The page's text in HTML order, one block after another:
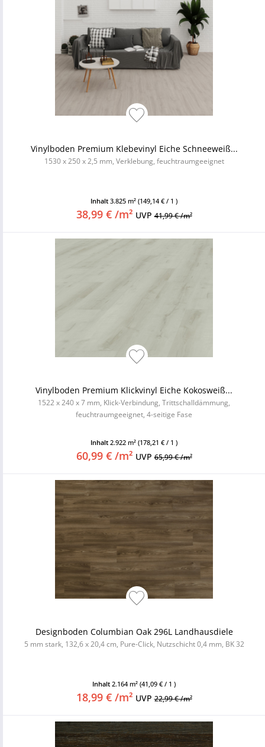
Vinylboden Premium Klebevinyl Eiche Schneeweiß...
1530 x 250 x 2,5 mm, Verklebung, feuchtraumgeeignet
Inhalt 3.825 m² (149,14 € / 1 )
38,99 € /m² UVP41,99 € /m²
Vinylboden Premium Klickvinyl Eiche Kokosweiß...
1522 x 240 x 7 mm, Klick-Verbindung, Trittschalldämmung,
feuchtraumgeeignet, 4-seitige Fase
Inhalt 2.922 m² (178,21 € / 1 )
60,99 € /m² UVP65,99 € /m²
Designboden Columbian Oak 296L Landhausdiele
5 mm stark, 132,6 x 20,4 cm, Pure-Click, Nutzschicht 0,4 mm, BK 32
Inhalt 2.164 m² (41,09 € / 1 )
18,99 € /m² UVP22,99 € /m²